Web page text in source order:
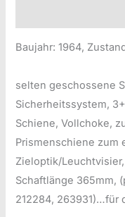
Baujahr: 1964,
selten geschossene
Sicherheitssystem,
Schiene, Vollchoke,
Prismenschiene zum
Zieloptik/
Schaftlänge 365mm,
212284, 263931)…für